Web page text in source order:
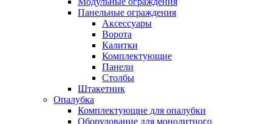
Панельные ограждения
Аксессуары
Ворота
Калитки
Комплектующие
Панели
Столбы
Штакетник
Опалубка
Комплектующие для опалубки
Оборудование для монолитного